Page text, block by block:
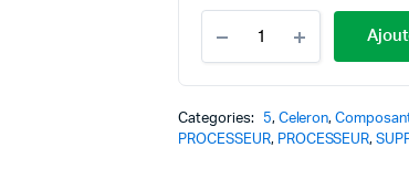
Categories: 5, Celeron,
PROCESSEUR, PROCESSEUR,